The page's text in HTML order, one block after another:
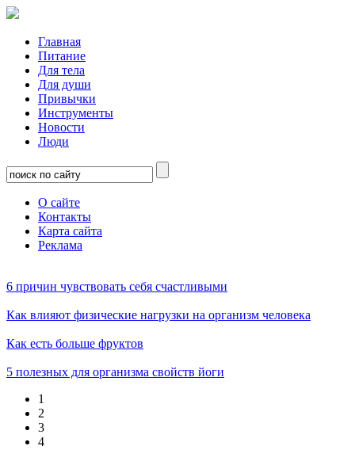
Главная
Питание
Для тела
Для души
Привычки
Инструменты
Новости
Люди
О сайте
Контакты
Карта сайта
Реклама
6 причин чувствовать себя счастливыми
Как влияют физические нагрузки на организм человека
Как есть больше фруктов
5 полезных для организма свойств йоги
1
2
3
4